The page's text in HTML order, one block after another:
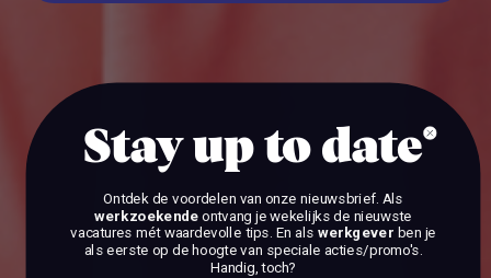
Stay up to date
Ontdek de voordelen van onze nieuwsbrief. Als
werkzoekendeontvang je wekelijks de nieuwste
vacatures mét waardevolle tips. En als werkgever ben je
als eerste op de hoogte van speciale acties/promo's.
Handig, toch?